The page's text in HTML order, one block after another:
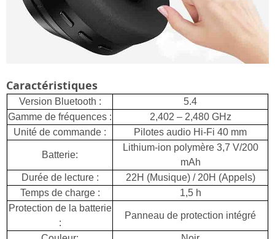
Caractéristiques
Version Bluetooth :
5.4
Gamme de fréquences :
2,402 – 2,480 GHz
Unité de commande :
Pilotes audio Hi-Fi 40 mm
Batterie:
Lithium-ion polymère 3,7 V/200
mAh
Durée de lecture :
22H (Musique) / 20H (Appels)
Temps de charge :
1,5 h
Protection de la batterie
:
Panneau de protection intégré